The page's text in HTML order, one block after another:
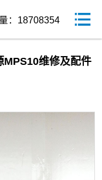
：18708354
维修及配件